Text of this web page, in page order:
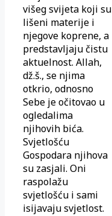
višeg svijeta koji su
lišeni materije i
njegove koprene, a
predstavljaju čistu
aktuelnost. Allah,
dž.š., se njima
otkrio, odnosno
Sebe je očitovao u
ogledalima
njihovih bića.
Svjetlošću
Gospodara njihova
su zasjali. Oni
raspolažu
svjetlošću i sami
isijavaju svjetlost.